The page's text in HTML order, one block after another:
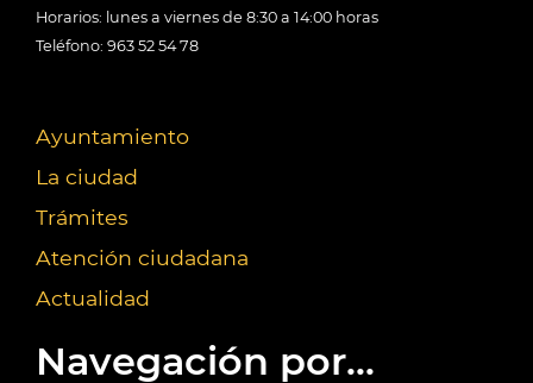
Horarios: lunes a viernes de 8:30 a 14:00 horas
Teléfono: 963 52 54 78
Ayuntamiento
La ciudad
Trámites
Atención ciudadana
Actualidad
Navegación por...